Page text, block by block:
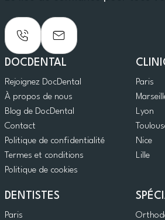
DOCDENTAL
Rejoignez DocDental
À propos de nous
Blog de DocDental
Contact
Politique de confidentialité
Termes et conditions
Politique de cookies
Paris
Lyon
Nice
Lille
DENTISTES
Paris